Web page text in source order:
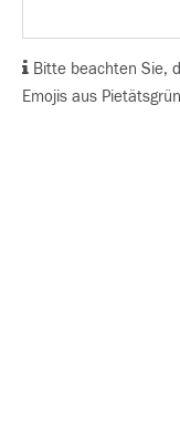
Bitte beachten Sie,
Emojis aus